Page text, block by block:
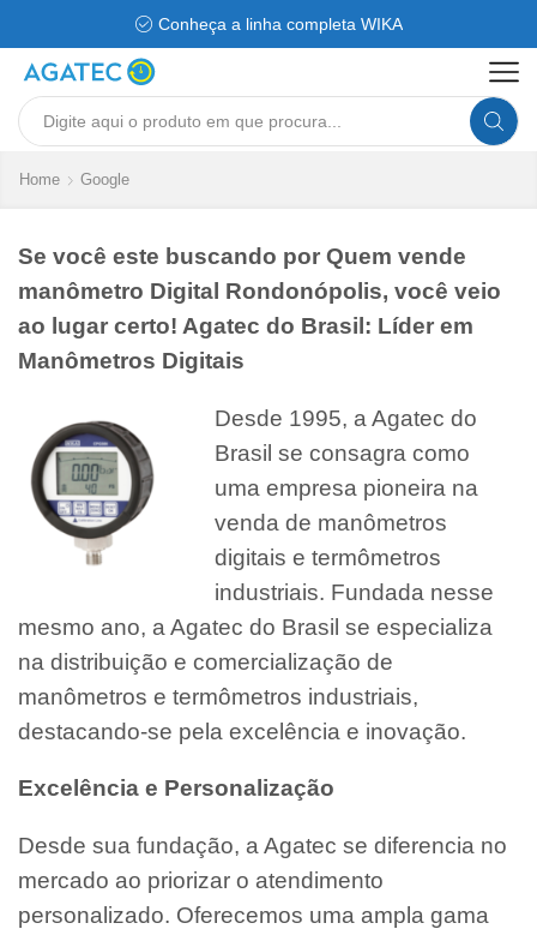
Conheça a linha completa WIKA
Search
Home Google
Se você este buscando por Quem vende
manômetro Digital Rondonópolis, você veio
ao lugar certo! Agatec do Brasil: Líder em
Manômetros Digitais
Desde 1995, a Agatec do
Brasil se consagra como
uma empresa pioneira na
venda de manômetros
digitais e termômetros
industriais. Fundada nesse
mesmo ano, a Agatec do Brasil se especializa
na distribuição e comercialização de
manômetros e termômetros industriais,
destacando-se pela excelência e inovação.
Excelência e Personalização
Desde sua fundação, a Agatec se diferencia no
mercado ao priorizar o atendimento
personalizado. Oferecemos uma ampla gama